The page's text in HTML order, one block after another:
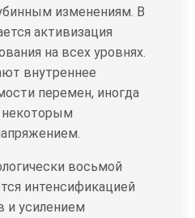
изменениям. В
активизация
на всех уровнях.
внутреннее
перемен, иногда
восьмой
интенсификацией
и усилением